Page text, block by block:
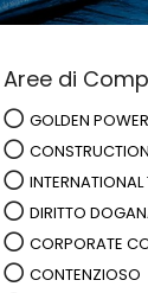
Aree di
GOLDEN
DIRITTO
CORPORATE
CONTENZIOSO